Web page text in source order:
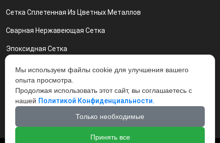
Сетка Сплетенная Из Цветных Металлов
Сварная Нержавеющая Сетка
Эпоксидная Сетка
Сетка Никелевая И Нихром Сетка
Грохот Вибрационный Вибросита
Экструдерные Фильтры
Мы используем файлы cookie для улучшения вашего
опыта просмотра.
Продолжая использовать этот сайт, вы соглашаетесь с
нашей Политикой Конфиденциальности.
Только необходимые
Принять все